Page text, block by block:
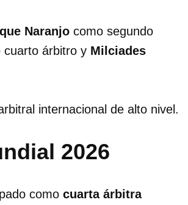
Naranjo como segundo
cuarto árbitro y Milciades
internacional de alto nivel.
2026
como cuarta árbitra